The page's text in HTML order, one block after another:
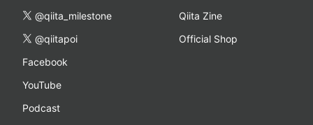
@qiita_milestone
@qiitapoi
Facebook
YouTube
Podcast
Qiita Zine
Official Shop